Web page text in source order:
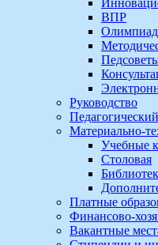
ВПР
Руководство
Материально-
Учебные
Столовая
Платные
Финансово-
Вакантные